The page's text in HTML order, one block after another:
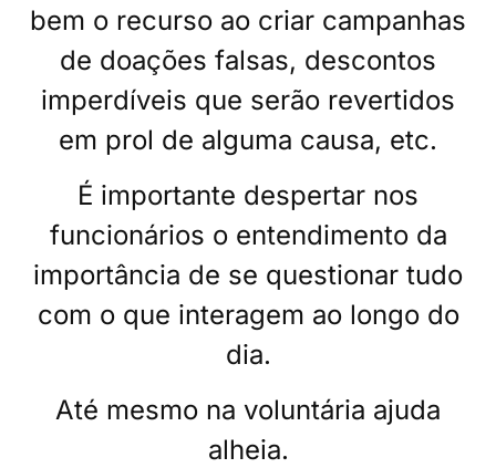
bem o recurso ao criar campanhas
de doações falsas, descontos
imperdíveis que serão revertidos
em prol de alguma causa, etc.
É importante despertar nos
funcionários o entendimento da
importância de se questionar tudo
com o que interagem ao longo do
dia.
Até mesmo na voluntária ajuda
alheia.